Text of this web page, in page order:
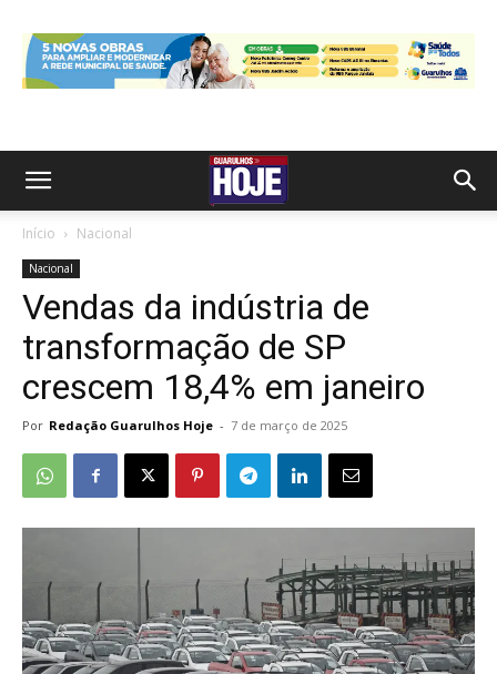
Início Nacional
Nacional
Vendas da indústria de
transformação de SP
crescem 18,4% em janeiro
Por Redação Guarulhos Hoje - 7 de março de 2025